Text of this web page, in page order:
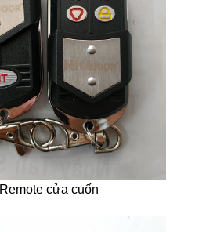
Remote cửa cuốn